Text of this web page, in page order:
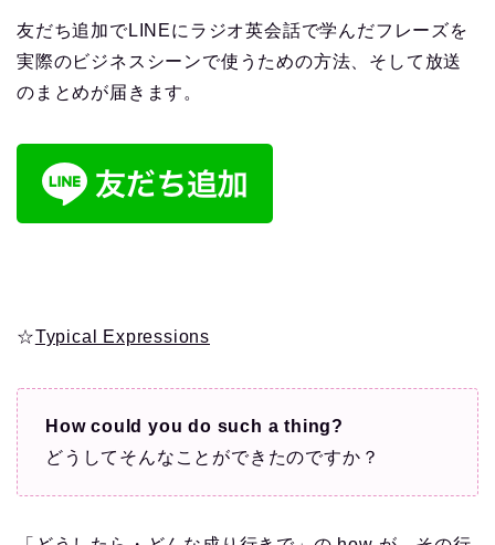
友だち追加でLINEにラジオ英会話で学んだフレーズを
実際のビジネスシーンで使うための方法、そして放送
のまとめが届きます。
☆Typical Expressions
How could you do such a thing?
どうしてそんなことができたのですか？